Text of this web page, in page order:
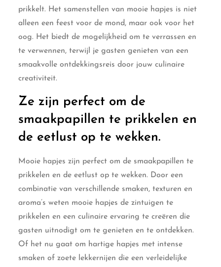
prikkelt. Het samenstellen van mooie hapjes is niet
alleen een feest voor de mond, maar ook voor het
oog. Het biedt de mogelijkheid om te verrassen en
te verwennen, terwijl je gasten genieten van een
smaakvolle ontdekkingsreis door jouw culinaire
creativiteit.
Ze zijn perfect om de
smaakpapillen te prikkelen en
de eetlust op te wekken.
Mooie hapjes zijn perfect om de smaakpapillen te
prikkelen en de eetlust op te wekken. Door een
combinatie van verschillende smaken, texturen en
aroma’s weten mooie hapjes de zintuigen te
prikkelen en een culinaire ervaring te creëren die
gasten uitnodigt om te genieten en te ontdekken.
Of het nu gaat om hartige hapjes met intense
smaken of zoete lekkernijen die een verleidelijke